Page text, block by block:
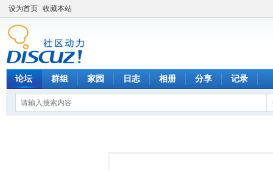
设为首页 收藏本站
论坛 群组 家园 日志 相册 分享 记录